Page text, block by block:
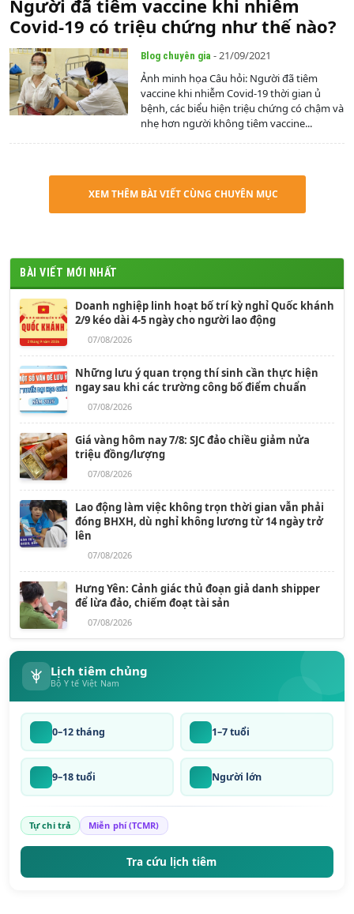
Người đã tiêm vaccine khi nhiễm
Covid-19 có triệu chứng như thế nào?
Blog chuyên gia - 21/09/2021
Ảnh minh họa Câu hỏi: Người đã tiêm
vaccine khi nhiễm Covid-19 thời gian ủ
bệnh, các biểu hiện triệu chứng có chậm và
nhẹ hơn người không tiêm vaccine...
XEM THÊM BÀI VIẾT CÙNG CHUYÊN MỤC
BÀI VIẾT MỚI NHẤT
Doanh nghiệp linh hoạt bố trí kỳ nghỉ Quốc khánh
2/9 kéo dài 4-5 ngày cho người lao động
07/08/2026
Những lưu ý quan trọng thí sinh cần thực hiện
ngay sau khi các trường công bố điểm chuẩn
07/08/2026
Giá vàng hôm nay 7/8: SJC đảo chiều giảm nửa
triệu đồng/lượng
07/08/2026
Lao động làm việc không trọn thời gian vẫn phải
đóng BHXH, dù nghỉ không lương từ 14 ngày trở
lên
07/08/2026
Hưng Yên: Cảnh giác thủ đoạn giả danh shipper
để lừa đảo, chiếm đoạt tài sản
07/08/2026
Lịch tiêm chủng
Bộ Y tế Việt Nam
0–12 tháng 1–7 tuổi
9–18 tuổi Người lớn
Tự chi trả Miễn phí (TCMR)
Tra cứu lịch tiêm